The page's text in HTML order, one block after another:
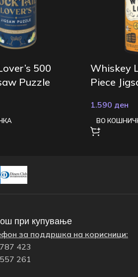
500
Puzzle
Whiskey
Piece
1.590 ден
ВО
при купување
за поддршка на корисници:
423
261